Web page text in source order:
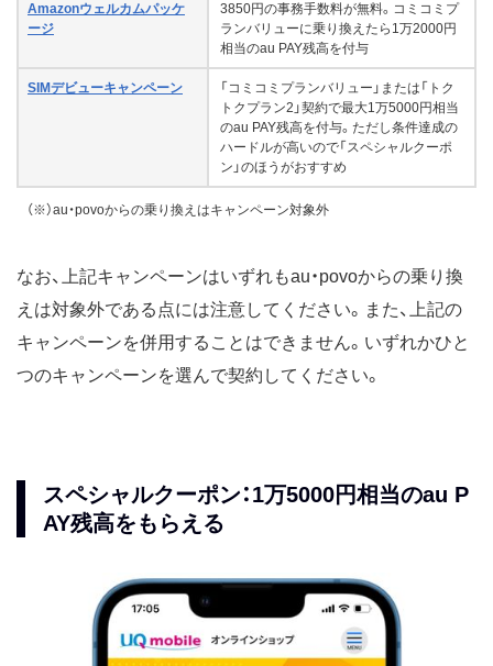
Amazonウェルカムパッケ
ージ
3850円の事務手数料が無料。コミコミプ
ランバリューに乗り換えたら1万2000円
相当のau PAY残高を付与
SIMデビューキャンペーン
「コミコミプランバリュー」または「トク
トクプラン2」契約で最大1万5000円相当
のau PAY残高を付与。ただし条件達成の
ハードルが高いので「スペシャルクーポ
ン」のほうがおすすめ
（※）au・povoからの乗り換えはキャンペーン対象外
なお、上記キャンペーンはいずれもau・povoからの乗り換
えは対象外である点には注意してください。また、上記の
キャンペーンを併用することはできません。いずれかひと
つのキャンペーンを選んで契約してください。
スペシャルクーポン：1万5000円相当のau P
AY残高をもらえる